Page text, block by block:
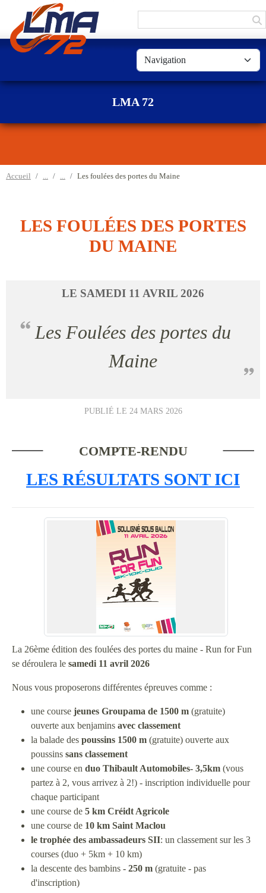
LMA 72
Accueil Les foulées des portes du Maine
LES FOULÉES DES PORTES
DU MAINE
LE SAMEDI 11 AVRIL 2026
Les Foulées des portes du
Maine
PUBLIÉ LE 24 MARS 2026
COMPTE-RENDU
LES RÉSULTATS SONT ICI
La 26ème édition des foulées des portes du maine - Run for Fun
se déroulera le samedi 11 avril 2026
Nous vous proposerons différentes épreuves comme :
une course jeunes Groupama de 1500 m (gratuite)
ouverte aux benjamins avec classement
la balade des poussins 1500 m (gratuite) ouverte aux
poussins sans classement
une course en duo Thibault Automobiles- 3,5km (vous
partez à 2, vous arrivez à 2!) - inscription individuelle pour
chaque participant
une course de 5 km Créidt Agricole
une course de 10 km Saint Maclou
le trophée des ambassadeurs SII: un classement sur les 3
courses (duo + 5km + 10 km)
la descente des bambins - 250 m (gratuite - pas
d'inscription)
Panneau de gestion des cookies